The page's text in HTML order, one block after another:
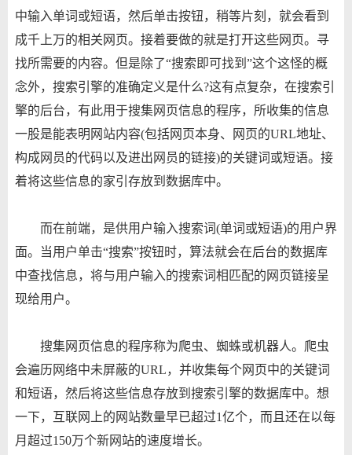
中输入单词或短语，然后单击按钮，稍等片刻，就会看到
成千上万的相关网页。接着要做的就是打开这些网页。寻
找所需要的内容。但是除了“搜索即可找到”这个这怪的概
念外，搜索引擎的准确定义是什么?这有点复杂，在搜索引
擎的后台，有此用于搜集网页信息的程序，所收集的信息
一股是能表明网站内容(包括网页本身、网页的URL地址、
构成网员的代码以及进出网员的链接)的关键词或短语。接
着将这些信息的家引存放到数据库中。
而在前端，是供用户输入搜索词(单词或短语)的用户界
面。当用户单击“搜索”按钮时，算法就会在后台的数据库
中查找信息，将与用户输入的搜索词相匹配的网页链接呈
现给用户。
搜集网页信息的程序称为爬虫、蜘蛛或机器人。爬虫
会遍历网络中未屏蔽的URL，并收集每个网页中的关键词
和短语，然后将这些信息存放到搜索引擎的数据库中。想
一下，互联网上的网站数量早已超过1亿个，而且还在以每
月超过150万个新网站的速度增长。